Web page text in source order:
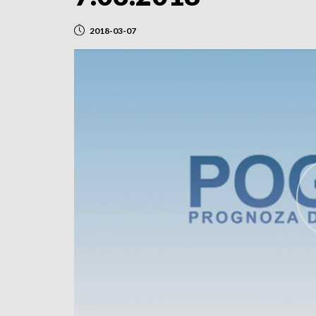
2018-03-07